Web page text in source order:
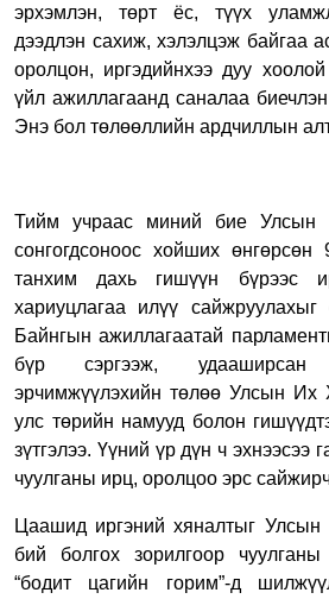
эрхэмлэн, төрт ёс, түүх
дээдлэн сахиж, хэлэлцэж байгаа
оролцон, иргэдийнхээ дуу
үйл ажиллагаанд саналаа
Энэ бол төлөөллийн ардчиллын
Тийм учраас миний бие Улсын
сонгогдсоноос хойших
танхим дахь гишүүн бүрээс
хариуцлагаа илүү
Байнгын ажиллагаатай
бүр сэргээж, удааширсан
эрчимжүүлэхийн төлөө Улсын Их
улс төрийн намууд болон
зүтгэлээ. Үүний үр дүн ч
чуулганы ирц, оролцоо эрс
Цаашид иргэний хяналтыг
бий болгох зорилгоор
“бодит цагийн горим”-д